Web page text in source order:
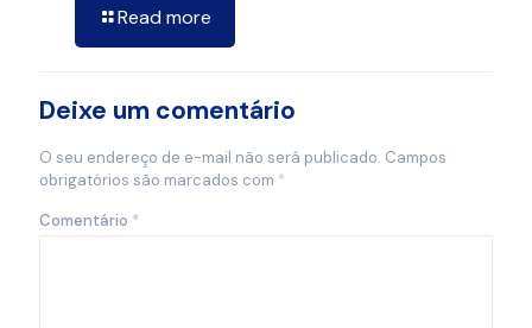
Read more
Deixe um comentário
O seu endereço de e-mail não será publicado. Campos
obrigatórios são marcados com *
Comentário *